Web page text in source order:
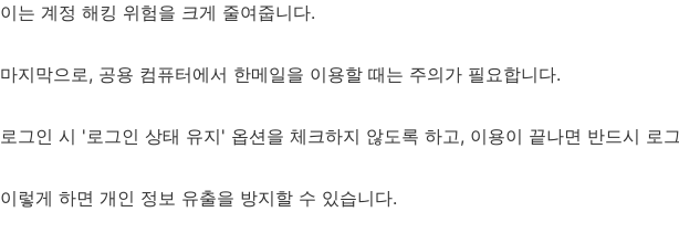
이는 계정 해킹 위험을 크게 줄여줍니다.
마지막으로, 공용 컴퓨터에서 한메일을 이용할 때는 주의가 필요합니다.
로그인 시 '로그인 상태 유지' 옵션을 체크하지 않도록 하고, 이용이 끝나면 반드시 로
이렇게 하면 개인 정보 유출을 방지할 수 있습니다.